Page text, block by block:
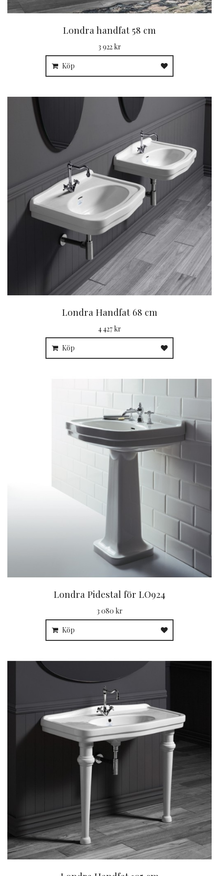
Londra handfat 58 cm
3 922 kr
Köp
Londra Handfat 68 cm
4 427 kr
Köp
Londra Pidestal för LO924
3 080 kr
Köp